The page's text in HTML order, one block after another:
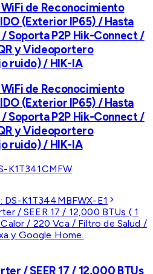
de Reconocimiento
(Exterior IP65) / Hasta
Soporta P2P Hik-Connect /
y Videoportero
ruido) / HIK-IA
de Reconocimiento
(Exterior IP65) / Hasta
Soporta P2P Hik-Connect /
y Videoportero
ruido) / HIK-IA
K1T341CMFW
DS-K1T344MBFWX-E1
/ SEER 17 / 12,000 BTUs